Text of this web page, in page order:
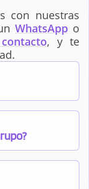
con nuestras
WhatsAppo
, y te